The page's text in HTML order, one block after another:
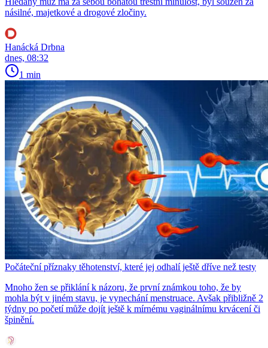
násilné, majetkové a drogové zločiny.
Hanácká Drbna
dnes, 08:32
1 min
Počáteční příznaky těhotenství, které jej odhalí ještě dříve než testy
Mnoho žen se přiklání k názoru, že první známkou toho, že by
mohla být v jiném stavu, je vynechání menstruace. Avšak přibližně 2
týdny po početí může dojít ještě k mírnému vaginálnímu krvácení či
špinění.